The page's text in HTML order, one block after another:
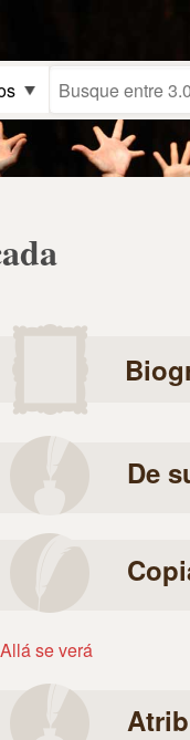
De
Allá se verá